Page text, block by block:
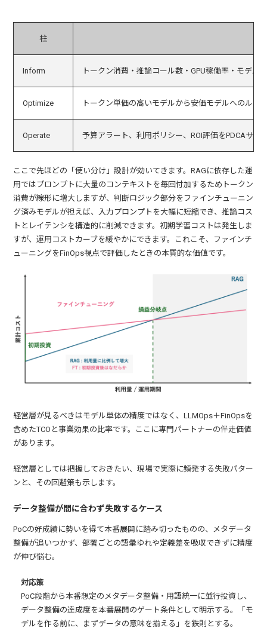
柱
Inform トークン消費・推論コール数・GPU稼働率・モデル
Optimize トークン単価の高いモデルから安価モデルへのルー
Operate 予算アラート、利用ポリシー、ROI評価をPDCAサ
ここで先ほどの「使い分け」設計が効いてきます。RAGに依存した運
用ではプロンプトに大量のコンテキストを毎回付加するためトークン
消費が線形に増大しますが、判断ロジック部分をファインチューニン
グ済みモデルが担えば、入力プロンプトを大幅に短縮でき、推論コス
トとレイテンシを構造的に削減できます。初期学習コストは発生しま
すが、運用コストカーブを緩やかにできます。これこそ、ファインチ
ューニングをFinOps視点で評価したときの本質的な価値です。
経営層が見るべきはモデル単体の精度ではなく、LLMOps＋FinOpsを
含めたTCOと事業効果の比率です。ここに専門パートナーの伴走価値
があります。
経営層としては把握しておきたい、現場で実際に頻発する失敗パター
ンと、その回避策も示します。
データ整備が間に合わず失敗するケース
PoCの好成績に勢いを得て本番展開に踏み切ったものの、メタデータ
整備が追いつかず、部署ごとの語彙ゆれや定義差を吸収できずに精度
が伸び悩む。
対応策
PoC段階から本番想定のメタデータ整備・用語統一に並行投資し、
データ整備の達成度を本番展開のゲート条件として明示する。「モ
デルを作る前に、まずデータの意味を揃える」を鉄則とする。